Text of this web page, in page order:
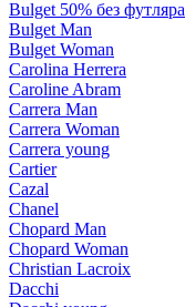
Bulget 50% без футляра
Bulget Man
Bulget Woman
Carolina Herrera
Caroline Abram
Carrera Man
Carrera Woman
Carrera young
Cartier
Cazal
Chanel
Chopard Man
Chopard Woman
Christian Lacroix
Dacchi